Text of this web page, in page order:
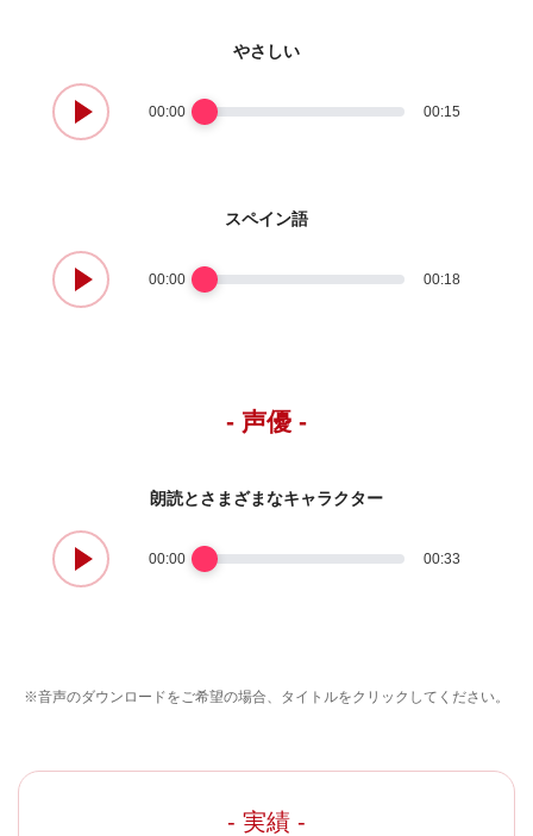
やさしい
00:00 00:15
スペイン語
00:00 00:18
- 声優 -
朗読とさまざまなキャラクター
00:00 00:33
※音声のダウンロードをご希望の場合、タイトルをクリックしてください。
- 実績 -